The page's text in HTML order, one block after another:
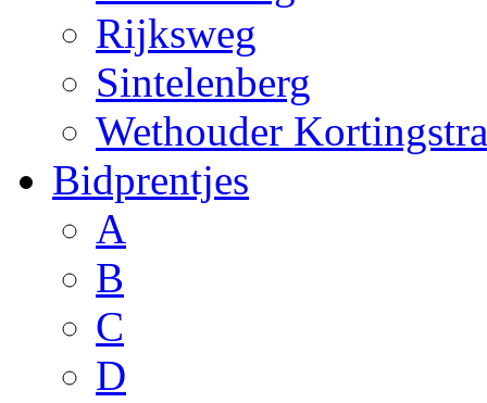
Rijksweg
Sintelenberg
Wethouder
Bidprentjes
A
B
C
D